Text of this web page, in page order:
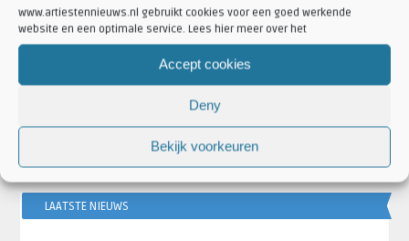
www.artiestennieuws.nl gebruikt cookies voor een goed werkende
website en een optimale service. Lees hier meer over het
Accept cookies
Deny
Bekijk voorkeuren
Artiesten Nieuws
De beste verborgen nummers ter
Artiesten
LAATSTE NIEUWS